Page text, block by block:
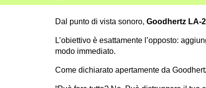
Dal punto di vista sonoro, Goodhertz LA-
L’obiettivo è esattamente l’opposto:
modo immediato.
Come dichiarato apertamente da